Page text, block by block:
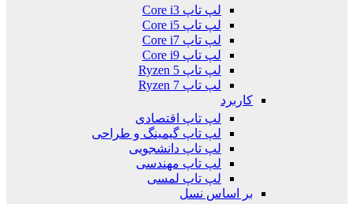
لپ تاپ Core i3
لپ تاپ Core i5
لپ تاپ Core i7
لپ تاپ Core i9
لپ تاپ Ryzen 5
لپ تاپ Ryzen 7
کاربرد
لپ تاپ اقتصادی
لپ تاپ گیمینگ و طراحی
لپ تاپ دانشجویی
لپ تاپ مهندسی
لپ تاپ لمسی
بر اساس نسل